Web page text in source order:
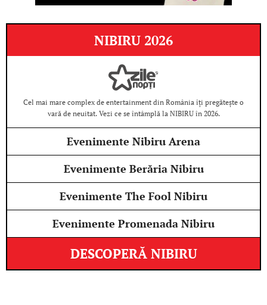
NIBIRU 2026
Cel mai mare complex de entertainment din România îți pregătește o
vară de neuitat. Vezi ce se întâmplă la NIBIRU în 2026.
Evenimente Nibiru Arena
Evenimente Berăria Nibiru
Evenimente The Fool Nibiru
Evenimente Promenada Nibiru
DESCOPERĂ NIBIRU